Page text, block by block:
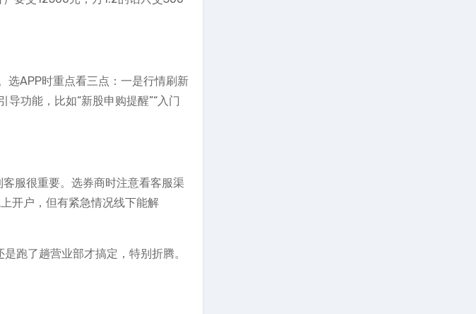
选APP时重点看三点：一是行情刷新
功能，比如“新股申购提醒”“入门
服很重要。选券商时注意看客服渠
开户，但有紧急情况线下能解
跑了趟营业部才搞定，特别折腾。